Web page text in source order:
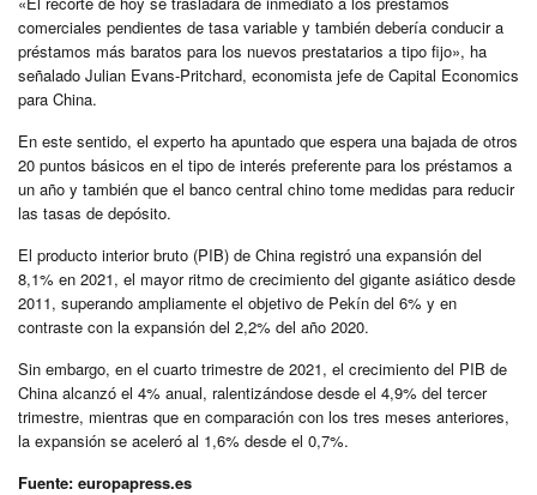
comerciales pendientes de tasa variable y también debería conducir a
préstamos más baratos para los nuevos prestatarios a tipo fijo», ha
señalado Julian Evans-Pritchard, economista jefe de Capital Economics
para China.
En este sentido, el experto ha apuntado que espera una bajada de otros
20 puntos básicos en el tipo de interés preferente para los préstamos a
un año y también que el banco central chino tome medidas para reducir
las tasas de depósito.
El producto interior bruto (PIB) de China registró una expansión del
8,1% en 2021, el mayor ritmo de crecimiento del gigante asiático desde
2011, superando ampliamente el objetivo de Pekín del 6% y en
contraste con la expansión del 2,2% del año 2020.
Sin embargo, en el cuarto trimestre de 2021, el crecimiento del PIB de
China alcanzó el 4% anual, ralentizándose desde el 4,9% del tercer
trimestre, mientras que en comparación con los tres meses anteriores,
la expansión se aceleró al 1,6% desde el 0,7%.
Fuente: europapress.es